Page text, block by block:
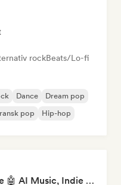
rockBeats/Lo-fi
Dance
Dream pop
pop Hip-hop
Pop Machine Mode 🤖 AI Music, Indie Pop & Dream Pop